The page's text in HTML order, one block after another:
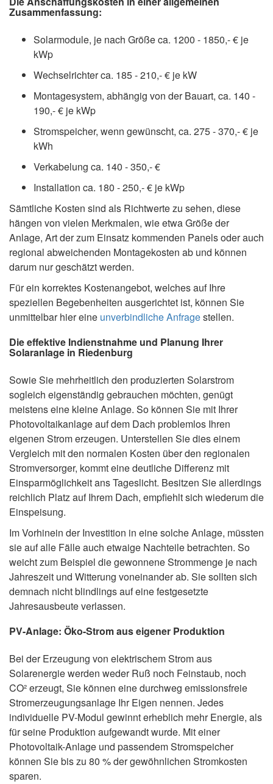
Zusammenfassung:
Solarmodule, je nach Größe ca. 1200 - 1850,- € je
kWp
Wechselrichter ca. 185 - 210,- € je kW
Montagesystem, abhängig von der Bauart, ca. 140 -
190,- € je kWp
Stromspeicher, wenn gewünscht, ca. 275 - 370,- € je
kWh
Verkabelung ca. 140 - 350,- €
Installation ca. 180 - 250,- € je kWp
Sämtliche Kosten sind als Richtwerte zu sehen, diese
hängen von vielen Merkmalen, wie etwa Größe der
Anlage, Art der zum Einsatz kommenden Panels oder auch
regional abweichenden Montagekosten ab und können
darum nur geschätzt werden.
Für ein korrektes Kostenangebot, welches auf Ihre
speziellen Begebenheiten ausgerichtet ist, können Sie
unmittelbar hier eine unverbindliche Anfragestellen.
Die effektive Indienstnahme und Planung Ihrer
Solaranlage in Riedenburg
Sowie Sie mehrheitlich den produzierten Solarstrom
sogleich eigenständig gebrauchen möchten, genügt
meistens eine kleine Anlage. So können Sie mit Ihrer
Photovoltaikanlage auf dem Dach problemlos Ihren
eigenen Strom erzeugen. Unterstellen Sie dies einem
Vergleich mit den normalen Kosten über den regionalen
Stromversorger, kommt eine deutliche Differenz mit
Einsparmöglichkeit ans Tageslicht. Besitzen Sie allerdings
reichlich Platz auf Ihrem Dach, empfiehlt sich wiederum die
Einspeisung.
Im Vorhinein der Investition in eine solche Anlage, müssten
sie auf alle Fälle auch etwaige Nachteile betrachten. So
weicht zum Beispiel die gewonnene Strommenge je nach
Jahreszeit und Witterung voneinander ab. Sie sollten sich
demnach nicht blindlings auf eine festgesetzte
Jahresausbeute verlassen.
PV-Anlage: Öko-Strom aus eigener Produktion
Bei der Erzeugung von elektrischem Strom aus
Solarenergie werden weder Ruß noch Feinstaub, noch
CO² erzeugt, Sie können eine durchweg emissionsfreie
Stromerzeugungsanlage Ihr Eigen nennen. Jedes
individuelle PV-Modul gewinnt erheblich mehr Energie, als
für seine Produktion aufgewandt wurde. Mit einer
Photovoltaik-Anlage und passendem Stromspeicher
können Sie bis zu 80 % der gewöhnlichen Stromkosten
sparen.